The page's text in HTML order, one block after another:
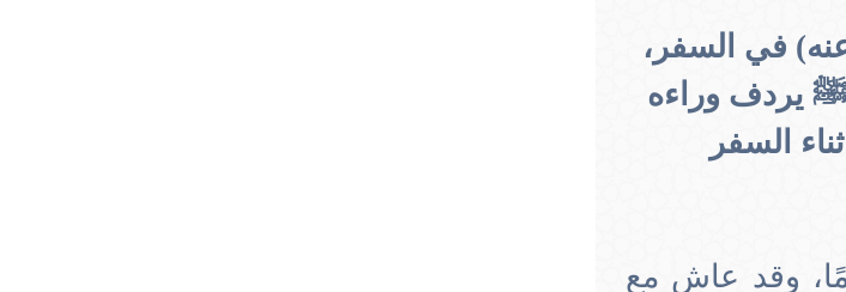
في السفر،
ﷺ يردف وراءه
السفر
وقد عاش مع